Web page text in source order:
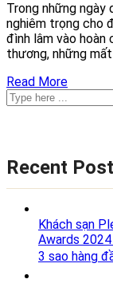
Trong những ngày
nghiêm trọng cho
đình lâm vào hoàn
thương, những mất
Read More
Recent
Khách sạn
Awards
3 sao hàng